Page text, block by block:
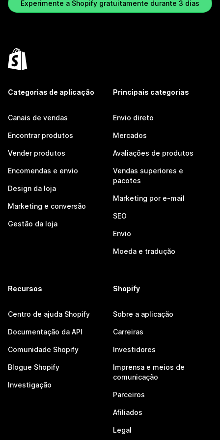
Experimente a Shopify gratuitamente durante 3 dias
Categorias de aplicação
Canais de vendas
Encontrar produtos
Vender produtos
Encomendas e envio
Design da loja
Marketing e conversão
Gestão da loja
Principais categorias
Envio direto
Mercados
Avaliações de produtos
Vendas superiores e
pacotes
Marketing por e-mail
SEO
Envio
Moeda e tradução
Recursos
Centro de ajuda Shopify
Documentação da API
Comunidade Shopify
Blogue Shopify
Investigação
Shopify
Sobre a aplicação
Carreiras
Investidores
Imprensa e meios de
comunicação
Parceiros
Afiliados
Legal